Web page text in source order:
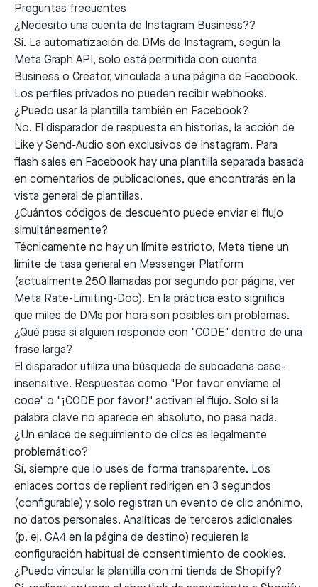
Preguntas frecuentes
¿Necesito una cuenta de Instagram Business??
Sí. La automatización de DMs de Instagram, según la
Meta Graph API, solo está permitida con cuenta
Business o Creator, vinculada a una página de Facebook.
Los perfiles privados no pueden recibir webhooks.
¿Puedo usar la plantilla también en Facebook?
No. El disparador de respuesta en historias, la acción de
Like y Send-Audio son exclusivos de Instagram. Para
flash sales en Facebook hay una plantilla separada basada
en comentarios de publicaciones, que encontrarás en la
vista general de plantillas.
¿Cuántos códigos de descuento puede enviar el flujo
simultáneamente?
Técnicamente no hay un límite estricto, Meta tiene un
límite de tasa general en Messenger Platform
(actualmente 250 llamadas por segundo por página, ver
Meta Rate-Limiting-Doc). En la práctica esto significa
que miles de DMs por hora son posibles sin problemas.
¿Qué pasa si alguien responde con "CODE" dentro de una
frase larga?
El disparador utiliza una búsqueda de subcadena case-
insensitive. Respuestas como "Por favor envíame el
code" o "¡CODE por favor!" activan el flujo. Solo si la
palabra clave no aparece en absoluto, no pasa nada.
¿Un enlace de seguimiento de clics es legalmente
problemático?
Sí, siempre que lo uses de forma transparente. Los
enlaces cortos de replient redirigen en 3 segundos
(configurable) y solo registran un evento de clic anónimo,
no datos personales. Analíticas de terceros adicionales
(p. ej. GA4 en la página de destino) requieren la
configuración habitual de consentimiento de cookies.
¿Puedo vincular la plantilla con mi tienda de Shopify?